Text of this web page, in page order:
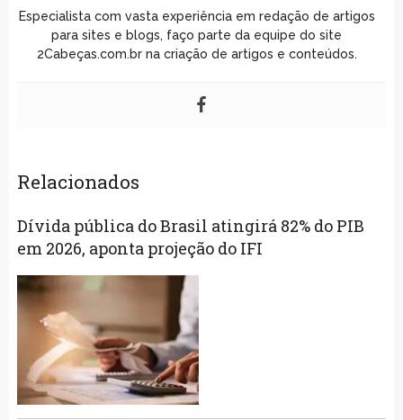
Especialista com vasta experiência em redação de artigos
para sites e blogs, faço parte da equipe do site
2Cabeças.com.br na criação de artigos e conteúdos.
Relacionados
Dívida pública do Brasil atingirá 82% do PIB
em 2026, aponta projeção do IFI